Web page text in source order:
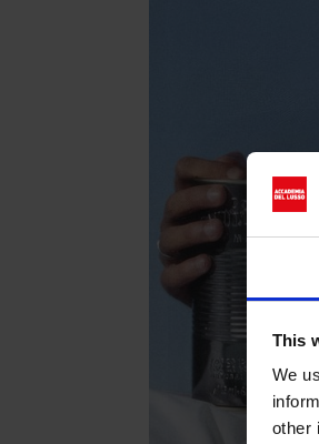
This
We
other